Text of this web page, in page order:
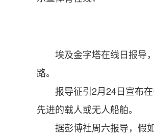
埃及金字塔在线日报导，
路。
报导征引2月24日宣布在
先进的载人或无人船舶。
据彭博社周六报导，假如